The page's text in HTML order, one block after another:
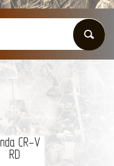
CR-V
RD